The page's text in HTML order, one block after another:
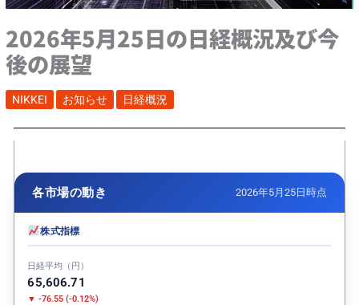
2026年5月25日の日経概況及び今
後の展望
NIKKEI お知らせ 日経概況
各市場の動き 2026年5月25日時点
株式指標
日経平均（円）
65,606.71
▼ -76.55 (-0.12%)